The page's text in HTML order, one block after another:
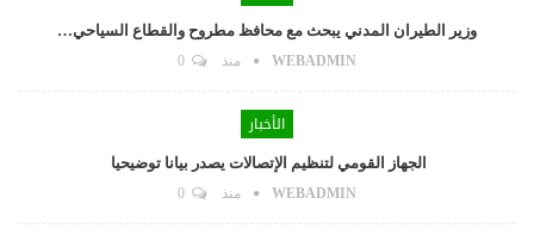
وزير الطيران المدني يبحث مع محافظ مطروح والقطاع السياحي…
WEBADMIN منذ
الأخبار
الجهاز القومي لتنظيم الإتصالات يصدر بيانا توضيحيا
WEBADMIN منذ